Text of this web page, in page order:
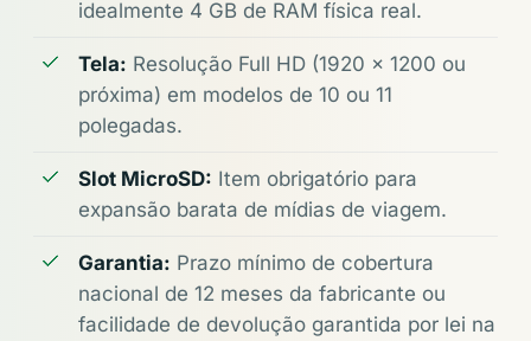
idealmente 4 GB de RAM física real.
Tela: Resolução Full HD (1920 x 1200 ou
próxima) em modelos de 10 ou 11
polegadas.
Slot MicroSD: Item obrigatório para
expansão barata de mídias de viagem.
Garantia: Prazo mínimo de cobertura
nacional de 12 meses da fabricante ou
facilidade de devolução garantida por lei na